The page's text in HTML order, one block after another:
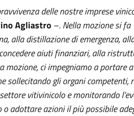
delle nostre imprese
Agliastro –. Nella mozione si fa
alla distillazione di emergenza,
aiuti finanziari, alla
mozione, ci impegniamo a portare
gli organi competenti,
vitivinicolo e monitorando
adottare azioni il più possibile